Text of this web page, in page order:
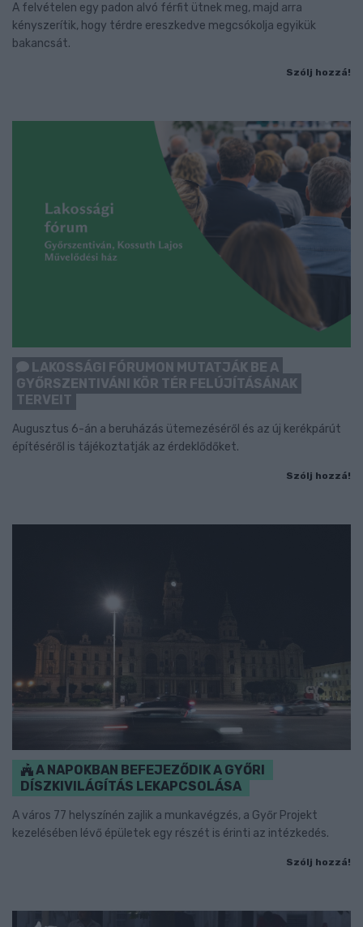
A felvételen egy padon alvó férfit ütnek meg, majd arra
kényszerítik, hogy térdre ereszkedve megcsókolja egyikük
bakancsát.
Szólj hozzá!
LAKOSSÁGI FÓRUMON MUTATJÁK BE A
GYŐRSZENTIVÁNI KÖR TÉR FELÚJÍTÁSÁNAK
TERVEIT
Augusztus 6-án a beruházás ütemezéséről és az új kerékpárút
építéséről is tájékoztatják az érdeklődőket.
Szólj hozzá!
A NAPOKBAN BEFEJEZŐDIK A GYŐRI
DÍSZKIVILÁGÍTÁS LEKAPCSOLÁSA
A város 77 helyszínén zajlik a munkavégzés, a Győr Projekt
kezelésében lévő épületek egy részét is érinti az intézkedés.
Szólj hozzá!